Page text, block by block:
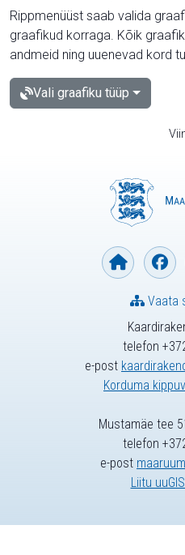
Rippmenüüst saab valida
graafikud korraga. Kõik
andmeid ning uuenevad kord
Vali graafiku tüüp
telefon
e-post
Korduma
Vaata
Mustamäe tee
telefon
e-post
Liitu